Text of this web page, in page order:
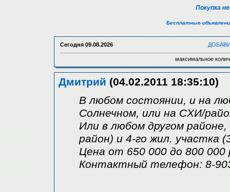
Покупка
Бесплатные
Сегодня 09.08.2026
максимальное
Дмитрий (04.02.2011 18:35:10)
В любом состоянии, и на
Солнечном, или на СХИ/
Или в любом другом
район) и 4-го жил. участка
Цена от 650 000 до 800 000
Контактный телефон: 8-